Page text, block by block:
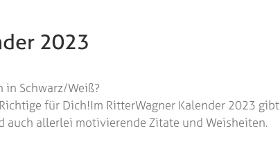
2023
in Schwarz/Weiß?
für Dich!Im RitterWagner Kalender 2023 gibt
auch allerlei motivierende Zitate und Weisheiten.